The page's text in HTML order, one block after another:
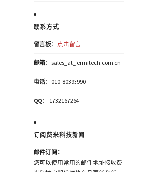
联系方式
留言板： 点击留言
邮箱：sales_at_fermitech.com.cn
电话：010-80393990
QQ ： 1732167264
订阅费米科技新闻
邮件订阅：
您可以使用常用的邮件地址接收费